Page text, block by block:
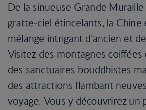
De la sinueuse Grande
gratte-ciel étincelants, la Chine
mélange intrigant d'ancien et
Visitez des montagnes coiffées
des sanctuaires bouddhistes
des attractions flambant
voyage. Vous y découvrirez un